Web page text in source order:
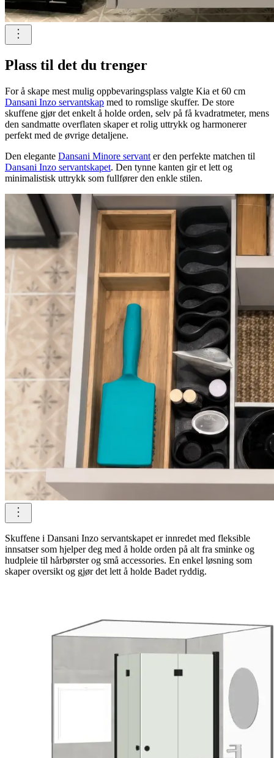
Plass til det du trenger
For å skape mest mulig oppbevaringsplass valgte Kia et 60 cm
Dansani Inzo servantskap med to romslige skuffer. De store
skuffene gjør det enkelt å holde orden, selv på få kvadratmeter, mens
den sandmatte overflaten skaper et rolig uttrykk og harmonerer
perfekt med de øvrige detaljene.
Den elegante Dansani Minore servant er den perfekte matchen til
Dansani Inzo servantskapet. Den tynne kanten gir et lett og
minimalistisk uttrykk som fullfører den enkle stilen.
Skuffene i Dansani Inzo servantskapet er innredet med fleksible
innsatser som hjelper deg med å holde orden på alt fra sminke og
hudpleie til hårbørster og små accessories. En enkel løsning som
skaper oversikt og gjør det lett å holde Badet ryddig.